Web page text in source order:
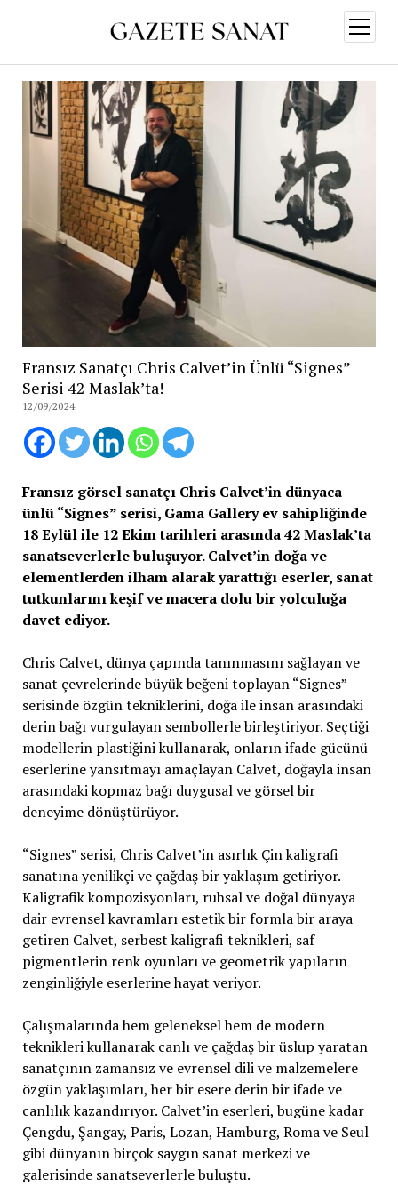
aç
Fransız Sanatçı Chris Calvet’in Ünlü “Signes”
Serisi 42 Maslak’ta!
12/09/2024
Fransız görsel sanatçı Chris Calvet’in dünyaca
ünlü “Signes” serisi, Gama Gallery ev sahipliğinde
18 Eylül ile 12 Ekim tarihleri arasında 42 Maslak’ta
sanatseverlerle buluşuyor. Calvet’in doğa ve
elementlerden ilham alarak yarattığı eserler, sanat
tutkunlarını keşif ve macera dolu bir yolculuğa
davet ediyor.
Chris Calvet, dünya çapında tanınmasını sağlayan ve
sanat çevrelerinde büyük beğeni toplayan “Signes”
serisinde özgün tekniklerini, doğa ile insan arasındaki
derin bağı vurgulayan sembollerle birleştiriyor. Seçtiği
modellerin plastiğini kullanarak, onların ifade gücünü
eserlerine yansıtmayı amaçlayan Calvet, doğayla insan
arasındaki kopmaz bağı duygusal ve görsel bir
deneyime dönüştürüyor.
“Signes” serisi, Chris Calvet’in asırlık Çin kaligrafi
sanatına yenilikçi ve çağdaş bir yaklaşım getiriyor.
Kaligrafik kompozisyonları, ruhsal ve doğal dünyaya
dair evrensel kavramları estetik bir formla bir araya
getiren Calvet, serbest kaligrafi teknikleri, saf
pigmentlerin renk oyunları ve geometrik yapıların
zenginliğiyle eserlerine hayat veriyor.
Çalışmalarında hem geleneksel hem de modern
teknikleri kullanarak canlı ve çağdaş bir üslup yaratan
sanatçının zamansız ve evrensel dili ve malzemelere
özgün yaklaşımları, her bir esere derin bir ifade ve
canlılık kazandırıyor. Calvet’in eserleri, bugüne kadar
Çengdu, Şangay, Paris, Lozan, Hamburg, Roma ve Seul
gibi dünyanın birçok saygın sanat merkezi ve
galerisinde sanatseverlerle buluştu.